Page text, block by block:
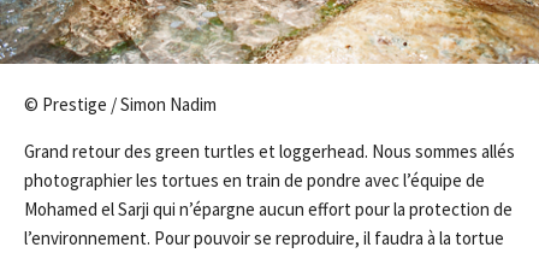
© Prestige / Simon Nadim
Grand retour des green turtles et ­logger­head. Nous sommes allés
photographier les tortues en train de pondre avec l’équipe de
Mohamed el Sarji qui n’épargne aucun effort pour la protection de
l’environnement. Pour pouvoir se reproduire, il faudra à la tortue